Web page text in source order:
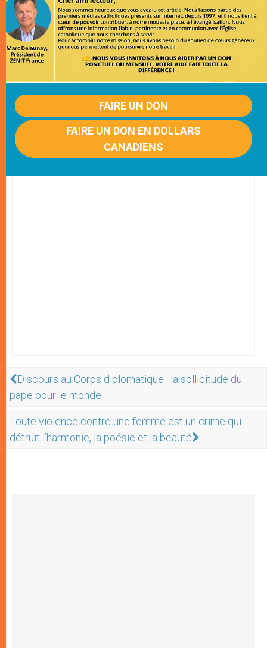
FAIRE UN DON
FAIRE UN DON EN DOLLARS
CANADIENS
Discours au Corps diplomatique : la sollicitude du
pape pour le monde
Toute violence contre une femme est un crime qui
détruit l’harmonie, la poésie et la beauté